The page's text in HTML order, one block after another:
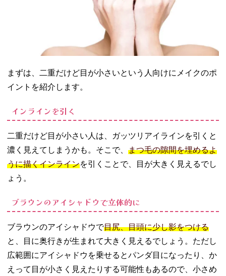
− 目と眉の
バランスが
− 囲み目メ
06. 目が小さい人
シャドウ
− ブラウン
のアイシャ
オレンジの
アイシャド
イシャドウ
07. メイク以外で
目を大きく見せ
まずは、二重だけど目が小さいという人向けにメイクのポ
イントを紹介します。
インラインを引く
二重だけど目が小さい人は、ガッツリアイラインを引くと
濃く見えてしまうかも。そこで、 まつ毛の隙間を埋めるよ
うに描くインラインを引くことで、目が大きく見えるでし
ょう。
ブラウンのアイシャドウで立体的に
ブラウンのアイシャドウで目尻、目頭に少し影をつける
と、目に奥行きが生まれて大きく見えるでしょう。ただし
広範囲にアイシャドウを乗せるとパンダ目になったり、か
えって目が小さく見えたりする可能性もあるので、小さめ